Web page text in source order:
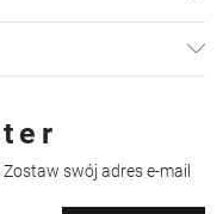
swój adres e-mail